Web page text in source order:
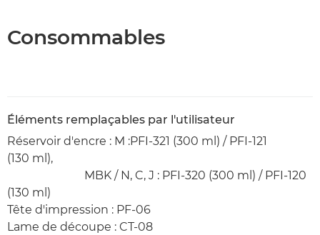
Consommables
Éléments remplaçables par l'utilisateur
Réservoir d'encre : M :PFI-321 (300 ml) / PFI-121
(130 ml),
MBK / N, C, J : PFI-320 (300 ml) / PFI-120
(130 ml)
Tête d'impression : PF-06
Lame de découpe : CT-08